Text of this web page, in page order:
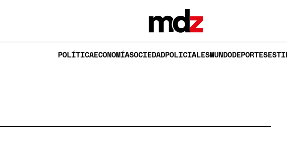
POLÍTICAECONOMÍASOCIEDADPOLICIALESMUNDODEPORTES